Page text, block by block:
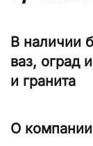
В наличии
ваз, оград
и гранита
О компании